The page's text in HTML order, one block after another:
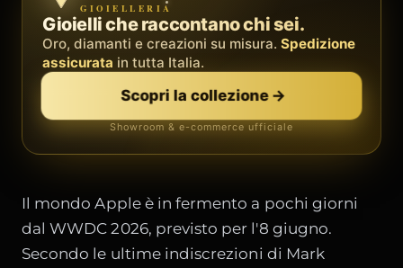
BY METEORA WEB
Il sistema operativo della tua attività.
Social, clienti, prenotazioni e fatture inun'unica
piattaforma. Palestre, barber, professionisti.
Scopri Zenith→
Demo gratis · senza carta
GIOIELLERIA
Gioielli che raccontano chi sei.
Oro, diamanti e creazioni su misura. Spedizione
assicurata in tutta Italia.
Scopri la collezione→
Showroom & e-commerce ufficiale
Il mondo Apple è in fermento a pochi giorni
dal WWDC 2026, previsto per l'8 giugno.
Secondo le ultime indiscrezioni di Mark